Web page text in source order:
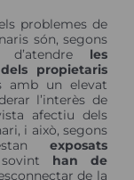
problemes de
són, segons
les
propietaris
amb un elevat
l’interès de
afectiu dels
i això, segons
exposats
han de
de la